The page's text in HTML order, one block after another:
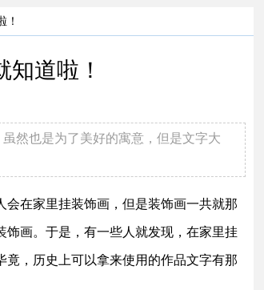
！
道啦！
然也是为了美好的寓意，但是文字大
在家里挂装饰画，但是装饰画一共就那
画。于是，有一些人就发现，在家里挂
，历史上可以拿来使用的作品文字有那